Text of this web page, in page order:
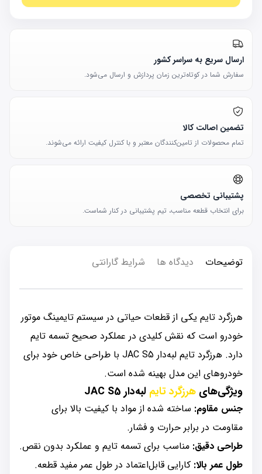
ارسال سریع به سراسر کشور
سفارش شما در کوتاه‌ترین زمان پردازش و ارسال می‌شود.
تضمین اصالت کالا
تمام محصولات از تامین‌کنندگان معتبر و با کنترل کیفیت ارائه می‌شوند.
پشتیبانی تخصصی
برای انتخاب قطعه مناسب، تیم پشتیبانی در کنار شماست.
توضیحات دیدگاه ها شرایط گارانتی
هرزگرد تایم یکی از قطعات حیاتی در سیستم تایمینگ موتور
خودرو است که نقش کلیدی در عملکرد صحیح تسمه تایم
دارد. هرزگرد تایم لبه‌دار JAC S5 با طراحی خاص خود برای
خودروهای این مدل بهینه شده است.
ویژگی‌های هرزگرد تایم لبه‌دار JAC S5
جنس مقاوم: ساخته شده از مواد با کیفیت بالا برای
مقاومت در برابر حرارت و فشار.
طراحی دقیق: مناسب برای تسمه تایم و عملکرد بدون نقص.
طول عمر بالا: کارایی قابل‌اعتماد در طول عمر مفید قطعه.